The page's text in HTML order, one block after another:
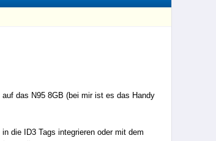
das N95 8GB (bei mir ist es das Handy
die ID3 Tags integrieren oder mit dem